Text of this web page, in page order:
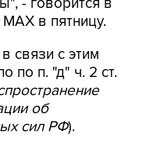
в пятницу.
связи с этим
по п. "д" ч. 2 ст.
об
сил РФ).